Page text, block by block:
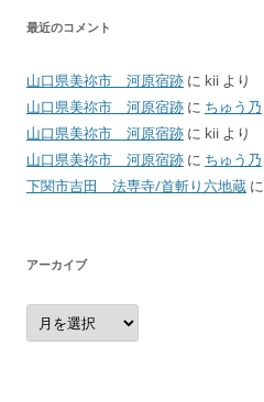
最近のコメント
山口県美祢市 河原宿跡 に kii より
山口県美祢市 河原宿跡 に ちゅう乃
山口県美祢市 河原宿跡 に kii より
山口県美祢市 河原宿跡 に ちゅう乃
下関市吉田 法専寺/首斬り六地蔵 に
アーカイブ
ア
ー
カ